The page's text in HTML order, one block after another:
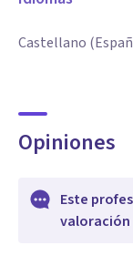
controlan.
te permita tomar
confianza.
Castellano
Opiniones
Este
valoración